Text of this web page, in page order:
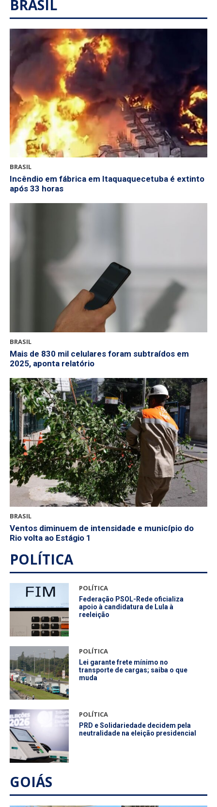
BRASIL
BRASIL
Incêndio em fábrica em Itaquaquecetuba é extinto
após 33 horas
BRASIL
Mais de 830 mil celulares foram subtraídos em
2025, aponta relatório
BRASIL
Ventos diminuem de intensidade e município do
Rio volta ao Estágio 1
POLÍTICA
POLÍTICA
Federação PSOL-Rede oficializa
apoio à candidatura de Lula à
reeleição
POLÍTICA
Lei garante frete mínimo no
transporte de cargas; saiba o que
muda
POLÍTICA
PRD e Solidariedade decidem pela
neutralidade na eleição presidencial
GOIÁS